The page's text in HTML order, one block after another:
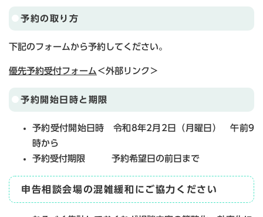
予約の取り方
下記のフォームから予約してください。
優先予約受付フォーム ＜外部リンク＞
予約開始日時と期限
予約受付開始日時 令和8年2月2日（月曜日） 午前9
時から
予約受付期限 予約希望日の前日まで
申告相談会場の混雑緩和にご協力ください